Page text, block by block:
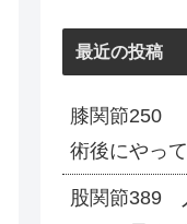
最近の投稿
膝関節250
術後にやっ
股関節389